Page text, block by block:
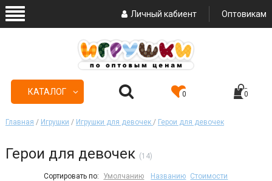
Личный кабиент Оптовикам
КАТАЛОГ 0 0
Главная / Игрушки / Игрушки для девочек / Герои для девочек
Герои для девочек (14)
Сортировать по: Умолчанию Названию Стоимости